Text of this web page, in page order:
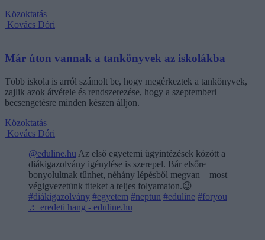
Közoktatás
Kovács Dóri
Már úton vannak a tankönyvek az iskolákba
Több iskola is arról számolt be, hogy megérkeztek a tankönyvek,
zajlik azok átvétele és rendszerezése, hogy a szeptemberi
becsengetésre minden készen álljon.
Közoktatás
Kovács Dóri
@eduline.hu Az első egyetemi ügyintézések között a
diákigazolvány igénylése is szerepel. Bár elsőre
bonyolultnak tűnhet, néhány lépésből megvan – most
végigvezetünk titeket a teljes folyamaton.😉
#diákigazolvány #egyetem #neptun #eduline #foryou
♬ eredeti hang - eduline.hu